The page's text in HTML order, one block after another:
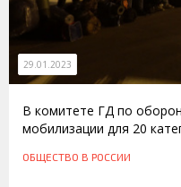
29.01.2023
В комитете ГД по
мобилизации для 20
ОБЩЕСТВО В РОССИИ